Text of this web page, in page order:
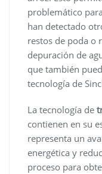
problemático
han detectado
restos de poda o
depuración de
que también
tecnología de
La tecnología de
contienen en su
representa un
energética y
proceso para